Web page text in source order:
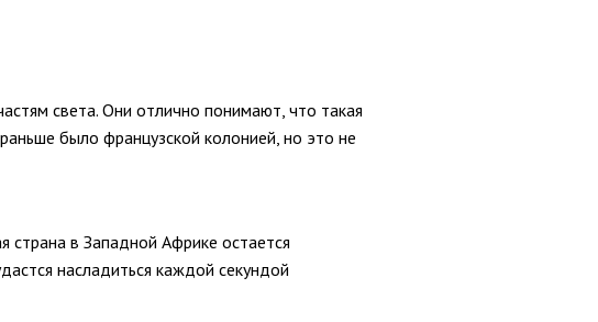
света. Они отлично понимают, что такая
было французской колонией, но это не
страна в Западной Африке остается
насладиться каждой секундой